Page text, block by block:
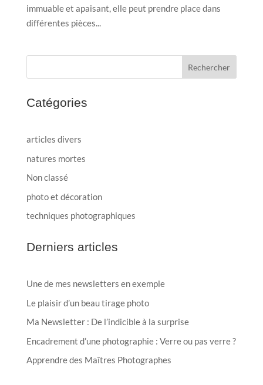
immuable et apaisant, elle peut prendre place dans
différentes pièces...
Rechercher
Catégories
articles divers
natures mortes
Non classé
photo et décoration
techniques photographiques
Derniers articles
Une de mes newsletters en exemple
Le plaisir d’un beau tirage photo
Ma Newsletter : De l’indicible à la surprise
Encadrement d’une photographie : Verre ou pas verre ?
Apprendre des Maîtres Photographes